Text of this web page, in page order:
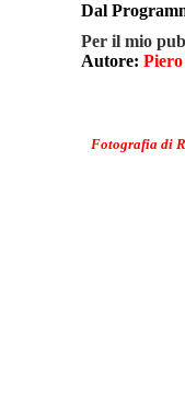
Dal
Per il mio
Autore:
Fotografia di